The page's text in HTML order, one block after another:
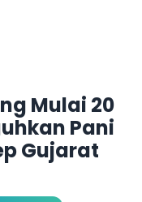
Mulai 20
Pani
Gujarat